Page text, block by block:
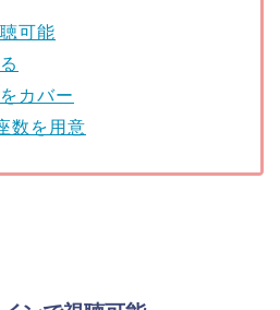
可能
カバー
数を用意